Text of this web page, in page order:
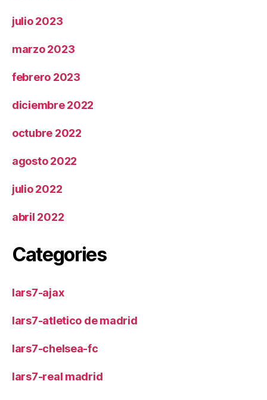
julio 2023
marzo 2023
febrero 2023
diciembre 2022
octubre 2022
agosto 2022
julio 2022
abril 2022
Categories
lars7-ajax
lars7-atletico de madrid
lars7-chelsea-fc
lars7-real madrid